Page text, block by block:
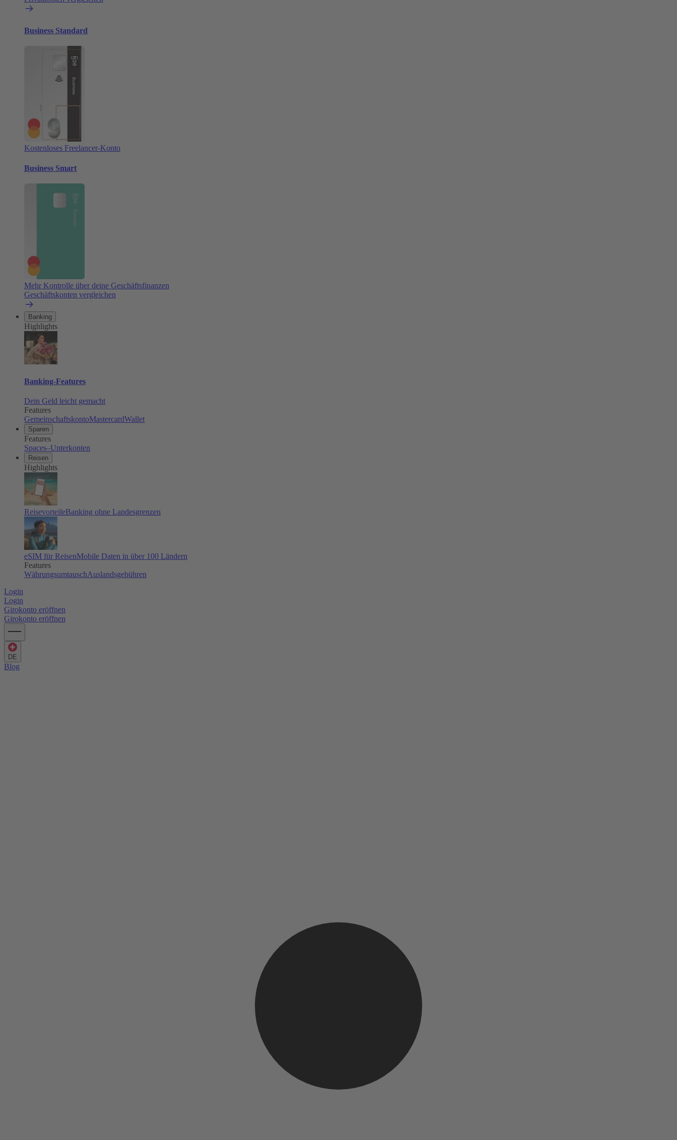
Business Standard
Kostenloses Freelancer-Konto
Business Smart
Mehr Kontrolle über deine Geschäftsfinanzen
Geschäftskonten vergleichen
Banking
Highlights
Banking-Features
Dein Geld leicht gemacht
Features
GemeinschaftskontoMastercardWallet
Sparen
Features
Spaces–Unterkonten
Reisen
Highlights
ReisevorteileBanking ohne Landesgrenzen
eSIM für ReisenMobile Daten in über 100 Ländern
Features
WährungsumtauschAuslandsgebühren
Login
Login
Girokonto eröffnen
Girokonto eröffnen
DE
Blog